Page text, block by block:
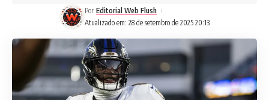
Atualizado em: 28 de setembro de 2025 20:13
Por Editorial Web Flush